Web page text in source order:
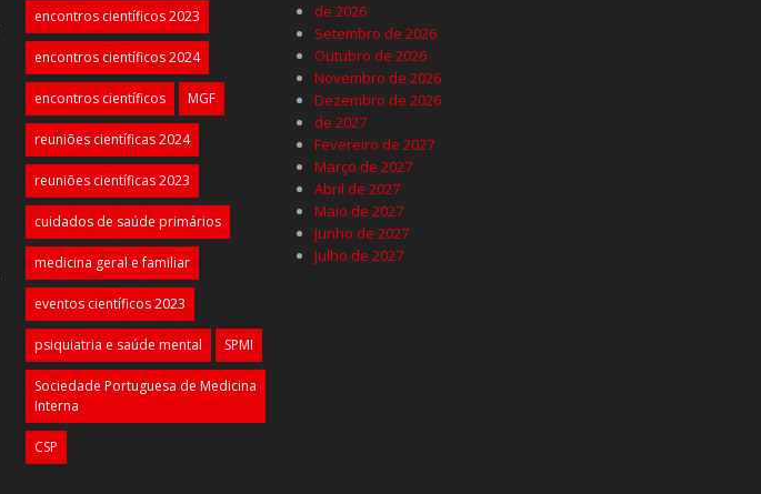
encontros científicos 2023
encontros científicos 2024
encontros científicos MGF
reuniões científicas 2024
reuniões científicas 2023
cuidados de saúde primários
medicina geral e familiar
eventos científicos 2023
psiquiatria e saúde mental SPMI
Sociedade Portuguesa de Medicina
Interna
CSP
de 2026
Setembro de 2026
Outubro de 2026
Novembro de 2026
Dezembro de 2026
de 2027
Fevereiro de 2027
Março de 2027
Abril de 2027
Maio de 2027
Junho de 2027
Julho de 2027